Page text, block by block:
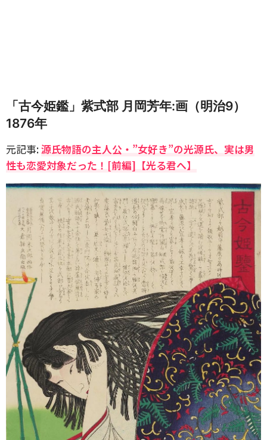
「古今姫鑑」紫式部 月岡芳年:画（明治9）
1876年
元記事:源氏物語の主人公・”女好き”の光源氏、実は男
性も恋愛対象だった！[前編]【光る君へ】